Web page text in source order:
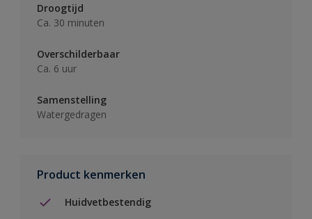
Droogtijd
Ca. 30 minuten
Overschilderbaar
Ca. 6 uur
Samenstelling
Watergedragen
Product kenmerken
Huidvetbestendig